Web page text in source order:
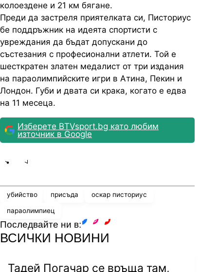
колоездене и 21 км бягане.
Преди да застреля приятелката си, Писториус
бе поддръжник на идеята спортисти с
увреждания да бъдат допускани до
състезания с професионални атлети. Той е
шесткратен златен медалист от три издания
на параолимпийските игри в Атина, Пекин и
Лондон. Губи и двата си крака, когато е едва
на 11 месеца.
Изберете BTVsport.bg като любим
източник в Google
убийство присъда оскар писториус
параолимпиец
Последвайте ни в:
ВСИЧКИ НОВИНИ
Тадей Погачар се връща там,